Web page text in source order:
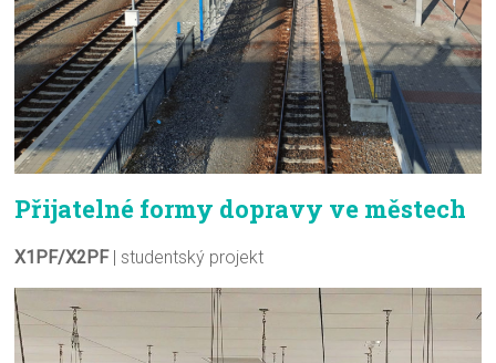
Přijatelné formy dopravy ve městech
X1PF/X2PF | studentský projekt